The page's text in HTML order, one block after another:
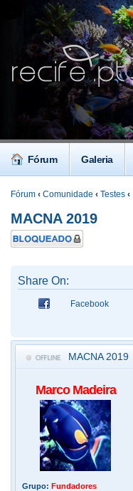
Fórum Galeria
Fórum ‹ Comunidade ‹ Testes ‹
MACNA 2019
Tópico
Bloqueado
Share On:
Facebook
MACNA 2019
Marco Madeira
Grupo: Fundadores